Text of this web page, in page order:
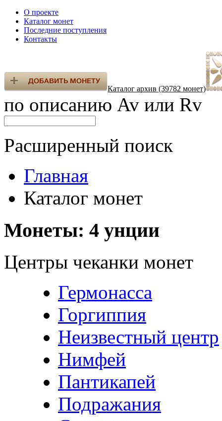
О проекте
Каталог монет
Последние поступления
Контакты
Каталог архив (39782 монет)
по описанию Av или Rv
Расширенный поиск
Главная
Каталог монет
Монеты: 4 унции
Центры чеканки монет
Гермонасса
Горгиппия
Неизвестный центр
Нимфей
Пантикапей
Подражания